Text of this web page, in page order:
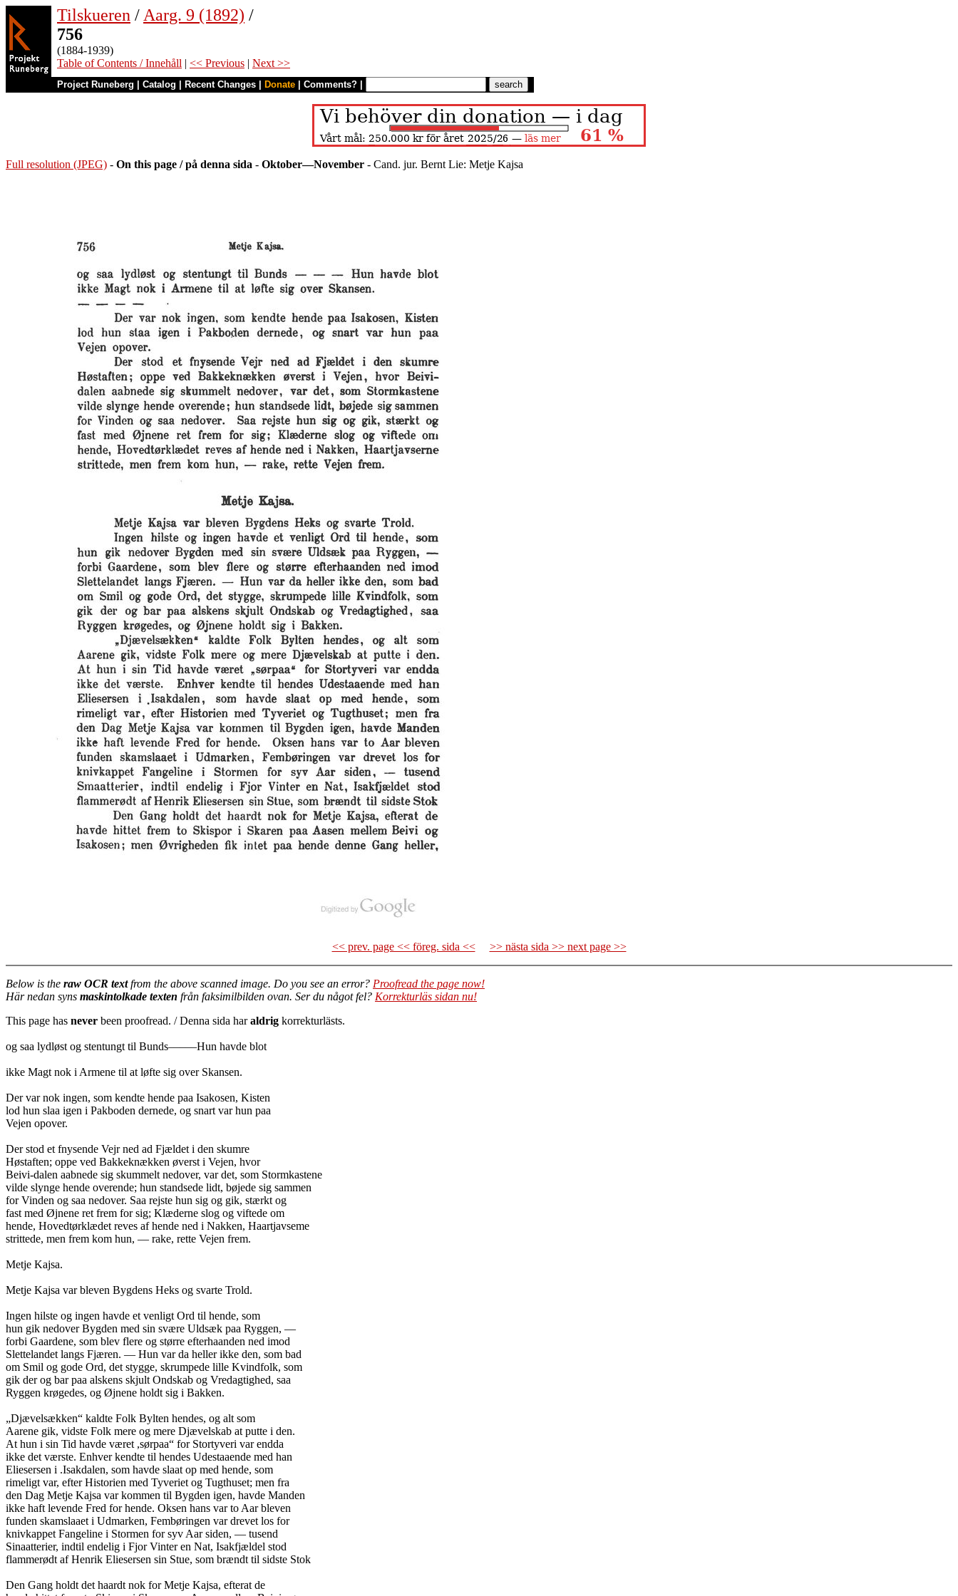
Tilskueren / Aarg. 9 (1892) /
756
(1884-1939)
Table of Contents / Innehåll | << Previous | Next >>
Project Runeberg Catalog Recent Changes Donate Comments?
Full resolution (JPEG) - On this page / på denna sida - Oktober—November - Cand. jur. Bernt Lie: Metje Kajsa
<< prev. page << föreg. sida << >> nästa sida >> next page >>
Below is the raw OCR textfrom the above scanned image. Do you see an error? Proofread the page now!
Här nedan syns maskintolkade texten från faksimilbilden ovan. Ser du något fel? Korrekturläs sidan nu!
This page has never been proofread. / Denna sida haraldrig korrekturlästs.
og saa lydløst og stentungt til Bunds–––––Hun havde blot
ikke Magt nok i Armene til at løfte sig over Skansen.
Der var nok ingen, som kendte hende paa Isakosen, Kisten
lod hun slaa igen i Pakboden dernede, og snart var hun paa
Vejen opover.
Der stod et fnysende Vejr ned ad Fjældet i den skumre
Høstaften; oppe ved Bakkeknækken øverst i Vejen, hvor
Beivi-dalen aabnede sig skummelt nedover, var det, som Stormkastene
vilde slynge hende overende; hun standsede lidt, bøjede sig sammen
for Vinden og saa nedover. Saa rejste hun sig og gik, stærkt og
fast med Øjnene ret frem for sig; Klæderne slog og viftede om
hende, Hovedtørklædet reves af hende ned i Nakken, Haartjavseme
strittede, men frem kom hun, — rake, rette Vejen frem.
Metje Kajsa.
Metje Kajsa var bleven Bygdens Heks og svarte Trold.
Ingen hilste og ingen havde et venligt Ord til hende, som
hun gik nedover Bygden med sin svære Uldsæk paa Ryggen, —
forbi Gaardene, som blev flere og større efterhaanden ned imod
Slettelandet langs Fjæren. — Hun var da heller ikke den, som bad
om Smil og gode Ord, det stygge, skrumpede lille Kvindfolk, som
gik der og bar paa alskens skjult Ondskab og Vredagtighed, saa
Ryggen krøgedes, og Øjnene holdt sig i Bakken.
„Djævelsækken“ kaldte Folk Bylten hendes, og alt som
Aarene gik, vidste Folk mere og mere Djævelskab at putte i den.
At hun i sin Tid havde været ,sørpaa“ for Stortyveri var endda
ikke det værste. Enhver kendte til hendes Udestaaende med han
Eliesersen i .Isakdalen, som havde slaat op med hende, som
rimeligt var, efter Historien med Tyveriet og Tugthuset; men fra
den Dag Metje Kajsa var kommen til Bygden igen, havde Manden
ikke haft levende Fred for hende. Oksen hans var to Aar bleven
funden skamslaaet i Udmarken, Fembøringen var drevet los for
knivkappet Fangeline i Stormen for syv Aar siden, — tusend
Sinaatterier, indtil endelig i Fjor Vinter en Nat, Isakfjældel stod
flammerødt af Henrik Eliesersen sin Stue, som brændt til sidste Stok
Den Gang holdt det haardt nok for Metje Kajsa, efterat de